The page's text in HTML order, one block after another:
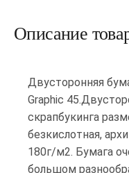
Описание
Двусторонняя
Graphic
скрапбукинга
безкислотная,
180г/м2. Бумага
большом